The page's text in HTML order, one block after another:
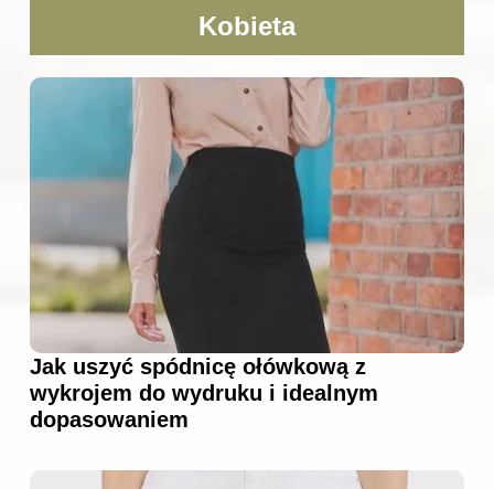
Kobieta
Jak uszyć spódnicę ołówkową z
wykrojem do wydruku i idealnym
dopasowaniem